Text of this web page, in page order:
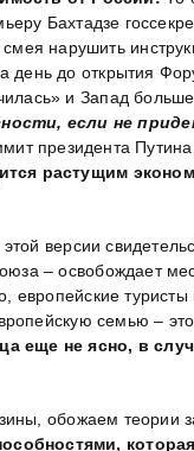
Бахтадзе
нарушить
день до открытия
и Запад
если не
президента
растущим
версии
– освобождает
европейские туристы
семью – это
еще не ясно, в
обожаем теории